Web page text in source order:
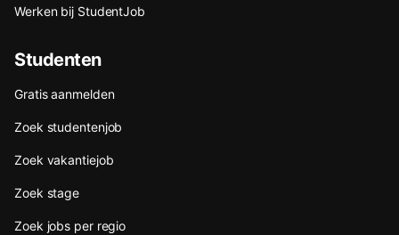
Werken bij StudentJob
Studenten
Gratis aanmelden
Zoek studentenjob
Zoek vakantiejob
Zoek stage
Zoek jobs per regio